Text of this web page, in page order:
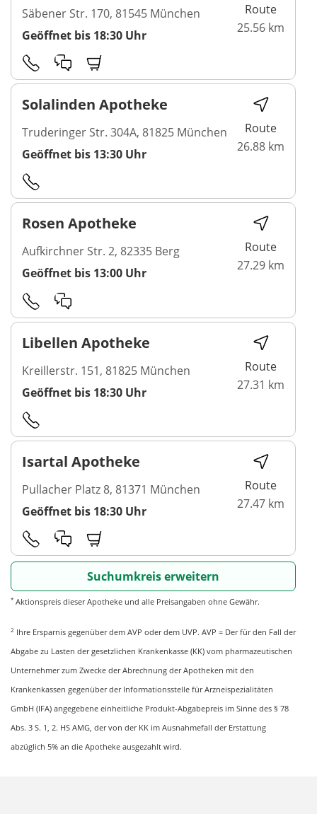
Säbener Str. 170, 81545 München
Geöffnet bis 18:30 Uhr
Route
25.56 km
Solalinden Apotheke
Truderinger Str. 304A, 81825 München
Geöffnet bis 13:30 Uhr
Route
26.88 km
Rosen Apotheke
Aufkirchner Str. 2, 82335 Berg
Geöffnet bis 13:00 Uhr
Route
27.29 km
Libellen Apotheke
Kreillerstr. 151, 81825 München
Geöffnet bis 18:30 Uhr
Route
27.31 km
Isartal Apotheke
Pullacher Platz 8, 81371 München
Geöffnet bis 18:30 Uhr
Route
27.47 km
Suchumkreis erweitern
* Aktionspreis dieser Apotheke und alle Preisangaben ohne Gewähr.
2 Ihre Ersparnis gegenüber dem AVP oder dem UVP. AVP = Der für den Fall der
Abgabe zu Lasten der gesetzlichen Krankenkasse (KK) vom pharmazeutischen
Unternehmer zum Zwecke der Abrechnung der Apotheken mit den
Krankenkassen gegenüber der Informationsstelle für Arzneispezialitäten
GmbH (IFA) angegebene einheitliche Produkt-Abgabepreis im Sinne des § 78
Abs. 3 S. 1, 2. HS AMG, der von der KK im Ausnahmefall der Erstattung
abzüglich 5% an die Apotheke ausgezahlt wird.